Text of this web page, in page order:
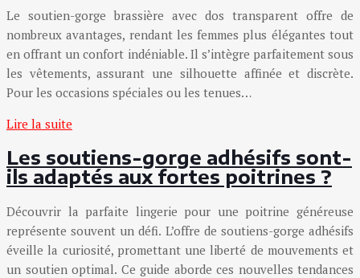
Le soutien-gorge brassière avec dos transparent offre de
nombreux avantages, rendant les femmes plus élégantes tout
en offrant un confort indéniable. Il s’intègre parfaitement sous
les vêtements, assurant une silhouette affinée et discrète.
Pour les occasions spéciales ou les tenues…
Lire la suite
Les soutiens-gorge adhésifs sont-
ils adaptés aux fortes poitrines ?
Découvrir la parfaite lingerie pour une poitrine généreuse
représente souvent un défi. L’offre de soutiens-gorge adhésifs
éveille la curiosité, promettant une liberté de mouvements et
un soutien optimal. Ce guide aborde ces nouvelles tendances